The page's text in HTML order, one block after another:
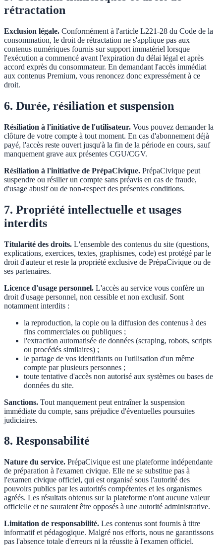
rétractation
Exclusion légale. Conformément à l'article L221-28 du Code de la
consommation, le droit de rétractation ne s'applique pas aux
contenus numériques fournis sur support immatériel lorsque
l'exécution a commencé avant l'expiration du délai légal et après
accord exprès du consommateur. En demandant l'accès immédiat
aux contenus Premium, vous renoncez donc expressément à ce
droit.
6. Durée, résiliation et suspension
Résiliation à l'initiative de l'utilisateur. Vous pouvez demander la
clôture de votre compte à tout moment. En cas d'abonnement déjà
payé, l'accès reste ouvert jusqu'à la fin de la période en cours, sauf
manquement grave aux présentes CGU/CGV.
Résiliation à l'initiative de PrépaCivique. PrépaCivique peut
suspendre ou résilier un compte sans préavis en cas de fraude,
d'usage abusif ou de non-respect des présentes conditions.
7. Propriété intellectuelle et usages
interdits
Titularité des droits. L'ensemble des contenus du site (questions,
explications, exercices, textes, graphismes, code) est protégé par le
droit d'auteur et reste la propriété exclusive de PrépaCivique ou de
ses partenaires.
Licence d'usage personnel. L'accès au service vous confère un
droit d'usage personnel, non cessible et non exclusif. Sont
notamment interdits :
la reproduction, la copie ou la diffusion des contenus à des
fins commerciales ou publiques ;
l'extraction automatisée de données (scraping, robots, scripts
ou procédés similaires) ;
le partage de vos identifiants ou l'utilisation d'un même
compte par plusieurs personnes ;
toute tentative d'accès non autorisé aux systèmes ou bases de
données du site.
Sanctions. Tout manquement peut entraîner la suspension
immédiate du compte, sans préjudice d'éventuelles poursuites
judiciaires.
8. Responsabilité
Nature du service. PrépaCivique est une plateforme indépendante
de préparation à l'examen civique. Elle ne se substitue pas à
l'examen civique officiel, qui est organisé sous l'autorité des
pouvoirs publics par les autorités compétentes et les organismes
agréés. Les résultats obtenus sur la plateforme n'ont aucune valeur
officielle et ne sauraient être opposés à une autorité administrative.
Limitation de responsabilité. Les contenus sont fournis à titre
informatif et pédagogique. Malgré nos efforts, nous ne garantissons
pas l'absence totale d'erreurs ni la réussite à l'examen officiel.